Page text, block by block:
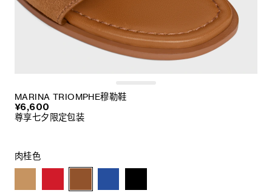
MARINA TRIOMPHE穆勒鞋
¥6,600
尊享七夕限定包装
肉桂色